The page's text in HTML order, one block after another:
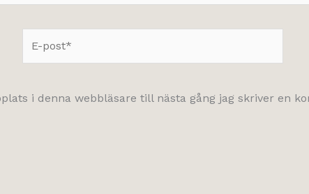
post*
i denna webbläsare till nästa gång jag skriver en